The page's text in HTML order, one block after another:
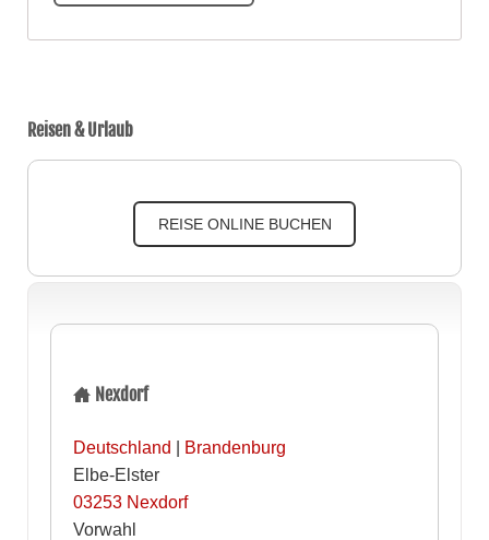
Reisen & Urlaub
REISE ONLINE BUCHEN
Nexdorf
Deutschland | Brandenburg
Elbe-Elster
03253 Nexdorf
Vorwahl